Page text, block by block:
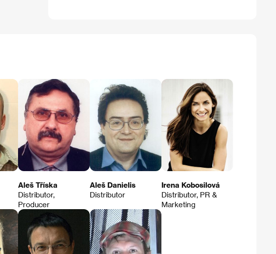
Aleš Tříska
Distributor,
Producer
Aleš Danielis
Distributor
Irena Kobosilová
Distributor, PR &
Marketing